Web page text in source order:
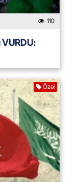
110
Özəl